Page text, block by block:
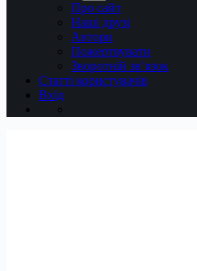
Про сайт
Наші друзі
Автори
Пожертвувати
Зворотній зв’язок
Статті користувачів
Вхід